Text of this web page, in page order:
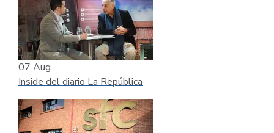
07 Aug
Inside del diario La República